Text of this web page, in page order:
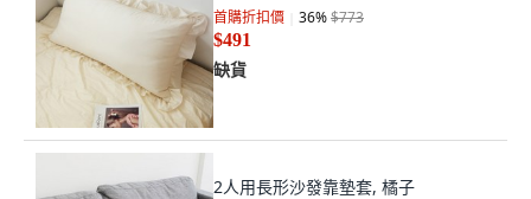
首購折扣價 36%$773
$491
缺貨
2人用長形沙發靠墊套, 橘子